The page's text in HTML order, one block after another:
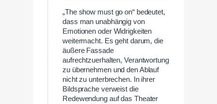
„The show must go on“ bedeutet,
dass man unabhängig von
Emotionen oder Widrigkeiten
weitermacht. Es geht darum, die
äußere Fassade
aufrechtzuerhalten, Verantwortung
zu übernehmen und den Ablauf
nicht zu unterbrechen. In ihrer
Bildsprache verweist die
Redewendung auf das Theater